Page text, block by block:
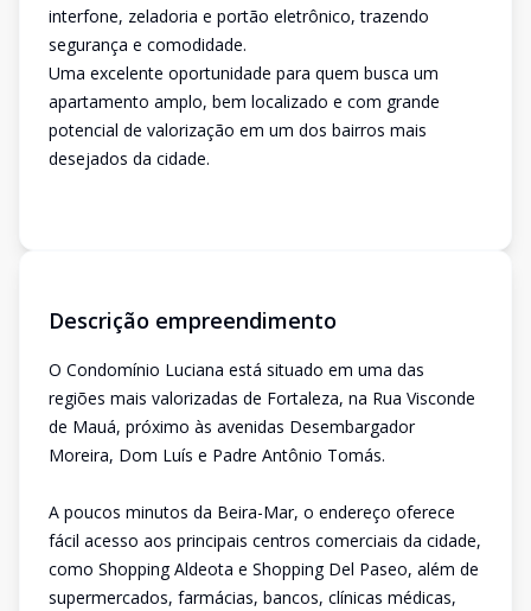
interfone, zeladoria e portão eletrônico, trazendo
segurança e comodidade.
Uma excelente oportunidade para quem busca um
apartamento amplo, bem localizado e com grande
potencial de valorização em um dos bairros mais
desejados da cidade.
Descrição empreendimento
O Condomínio Luciana está situado em uma das
regiões mais valorizadas de Fortaleza, na Rua Visconde
de Mauá, próximo às avenidas Desembargador
Moreira, Dom Luís e Padre Antônio Tomás.
A poucos minutos da Beira-Mar, o endereço oferece
fácil acesso aos principais centros comerciais da cidade,
como Shopping Aldeota e Shopping Del Paseo, além de
supermercados, farmácias, bancos, clínicas médicas,